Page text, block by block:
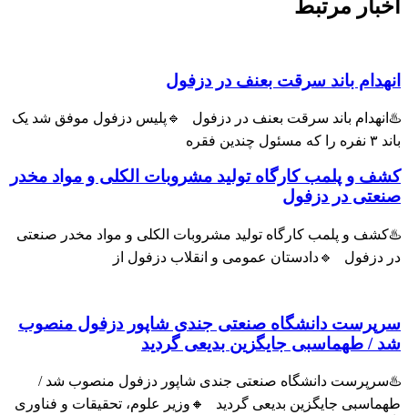
مرتبط
باند سرقت بعنف در دزفول
باند سرقت بعنف در دزفول 🔹پلیس دزفول موفق شد یک
فقره
و پلمب کارگاه تولید مشروبات الکلی و مواد مخدر
در دزفول
و پلمب کارگاه تولید مشروبات الکلی و مواد مخدر صنعتی
دزفول 🔹دادستان عمومی و انقلاب دزفول از
دانشگاه صنعتی جندی شاپور دزفول منصوب
/ طهماسبی جایگزین بدیعی گردید
دانشگاه صنعتی جندی شاپور دزفول منصوب شد /
جایگزین بدیعی گردید 🔸وزیر علوم، تحقیقات و فناوری